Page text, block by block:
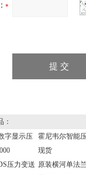
字显示压
霍尼韦尔智能
现货
压力变送 原装横河单法